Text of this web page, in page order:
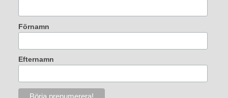
Förnamn
Efternamn